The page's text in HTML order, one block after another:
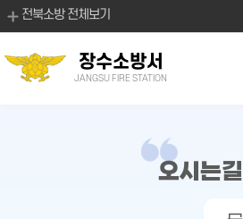
전북소방 전체보기
장수소방서
JANGSU FIRE STATION
오시는길